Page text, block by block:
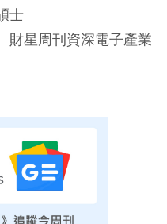
士
財星周刊資深電子產業